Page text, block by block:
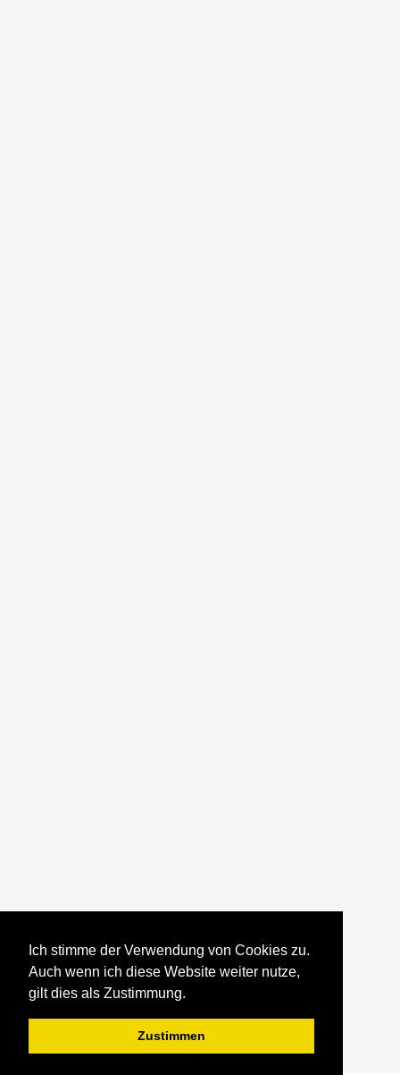
Ich stimme der Verwendung von Cookies zu.
Auch wenn ich diese Website weiter nutze,
gilt dies als Zustimmung.
Zustimmen